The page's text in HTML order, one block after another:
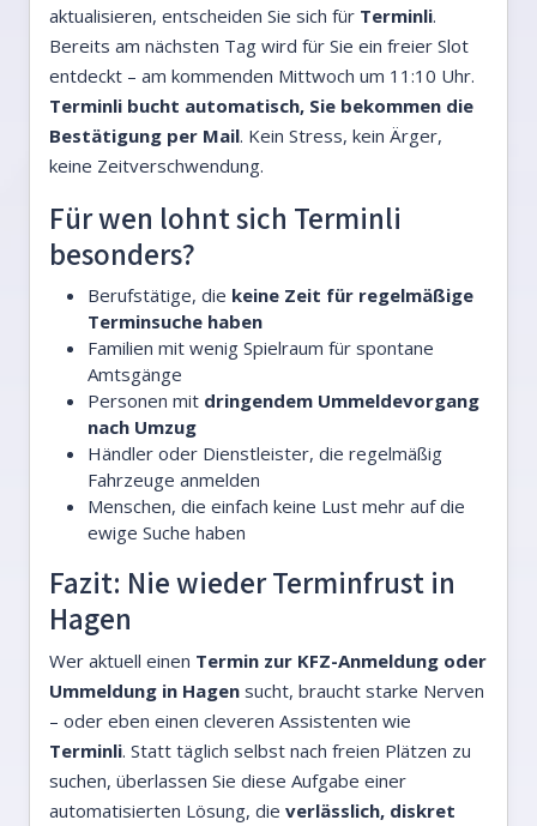
aktualisieren, entscheiden Sie sich für Terminli.
Bereits am nächsten Tag wird für Sie ein freier Slot
entdeckt – am kommenden Mittwoch um 11:10 Uhr.
Terminli bucht automatisch, Sie bekommen die
Bestätigung per Mail. Kein Stress, kein Ärger,
keine Zeitverschwendung.
Für wen lohnt sich Terminli
besonders?
Berufstätige, die keine Zeit für regelmäßige
Terminsuche haben
Familien mit wenig Spielraum für spontane
Amtsgänge
Personen mit dringendem Ummeldevorgang
nach Umzug
Händler oder Dienstleister, die regelmäßig
Fahrzeuge anmelden
Menschen, die einfach keine Lust mehr auf die
ewige Suche haben
Fazit: Nie wieder Terminfrust in
Hagen
Wer aktuell einen Termin zur KFZ-Anmeldung oder
Ummeldung in Hagen sucht, braucht starke Nerven
– oder eben einen cleveren Assistenten wie
Terminli. Statt täglich selbst nach freien Plätzen zu
suchen, überlassen Sie diese Aufgabe einer
automatisierten Lösung, die verlässlich, diskret